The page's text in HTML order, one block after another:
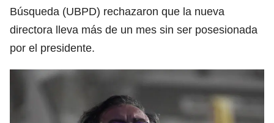
Búsqueda (UBPD) rechazaron que la nueva
directora lleva más de un mes sin ser posesionada
por el presidente.